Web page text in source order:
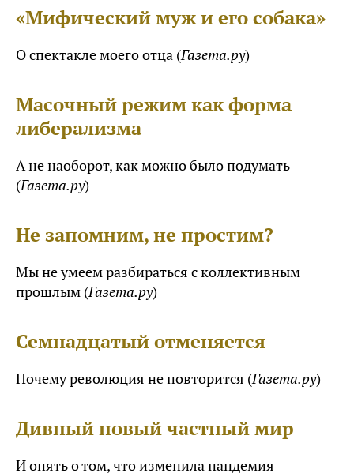
«Мифический муж и его собака»
О спектакле моего отца (Газета.ру)
Масочный режим как форма
либерализма
А не наоборот, как можно было подумать
(Газета.ру)
Не запомним, не простим?
Мы не умеем разбираться с коллективным
прошлым (Газета.ру)
Семнадцатый отменяется
Почему революция не повторится (Газета.ру)
Дивный новый частный мир
И опять о том, что изменила пандемия